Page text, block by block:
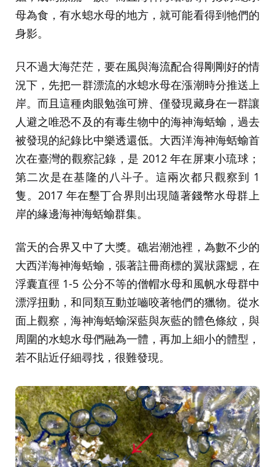
母為食，有水螅水母的地方，就可能看得到牠們的
身影。
只不過大海茫茫，要在風與海流配合得剛剛好的情
況下，先把一群漂流的水螅水母在漲潮時分推送上
岸。而且這種肉眼勉強可辨、僅發現藏身在一群讓
人避之唯恐不及的有毒生物中的海神海蛞蝓，過去
被發現的紀錄比中樂透還低。大西洋海神海蛞蝓首
次在臺灣的觀察記錄，是 2012 年在屏東小琉球；
第二次是在基隆的八斗子。這兩次都只觀察到 1
隻。2017 年在墾丁合界則出現隨著錢幣水母群上
岸的緣邊海神海蛞蝓群集。
當天的合界又中了大獎。礁岩潮池裡，為數不少的
大西洋海神海蛞蝓，張著註冊商標的翼狀露鰓，在
浮囊直徑 1-5 公分不等的僧帽水母和風帆水母群中
漂浮扭動，和同類互動並嚙咬著牠們的獵物。從水
面上觀察，海神海蛞蝓深藍與灰藍的體色條紋，與
周圍的水螅水母們融為一體，再加上細小的體型，
若不貼近仔細尋找，很難發現。